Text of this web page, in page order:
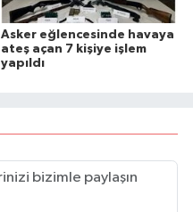
Asker eğlencesinde havaya
ateş açan 7 kişiye işlem
yapıldı